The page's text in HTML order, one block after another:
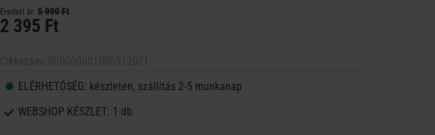
Eredeti ár: 5 990 Ft
2 395 Ft
ELÉRHETŐSÉG: készleten, szállítás 2-5 munkanap
WEBSHOP KÉSZLET: 1 db